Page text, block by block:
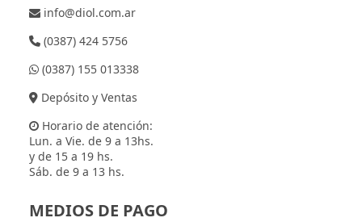
info@diol.com.ar
(0387) 424 5756
(0387) 155 013338
Depósito y Ventas
Horario de atención:
Lun. a Vie. de 9 a 13hs.
y de 15 a 19 hs.
Sáb. de 9 a 13 hs.
MEDIOS DE PAGO